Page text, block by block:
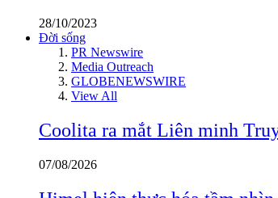
28/10/2023
Đời sống
PR Newswire
Media Outreach
GLOBENEWSWIRE
View All
Coolita ra mắt Liên minh
07/08/2026